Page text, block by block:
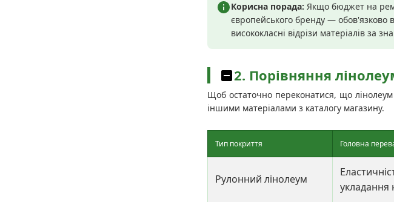
Корисна порада: Якщо бюджет на
європейського бренду — обов'язково
висококласні відрізи матеріалів за
2. Порівняння
Щоб остаточно переконатися, що
іншими матеріалами з каталогу магазину.
Тип покриття Головна
Рулонний лінолеум
укладання